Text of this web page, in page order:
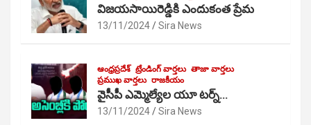
విజయసాయిరెడ్డికి ఎందుకంత ప్రేమ
13/11/2024 Sira News
ఆంధ్రప్రదేశ్ ట్రేండింగ్ వార్తలు తాజా వార్తలు
ప్రముఖ వార్తలు రాజకీయం
వైసీపీ ఎమ్మెల్యేల యూ టర్న్…
13/11/2024 Sira News